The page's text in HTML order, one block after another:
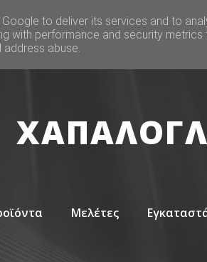
Μελέτες
to deliver its services and to
with performance and security
abuse.